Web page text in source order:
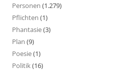
Personen (1.279)
Pflichten (1)
Phantasie(3)
Plan (9)
Poesie(1)
Politik(16)